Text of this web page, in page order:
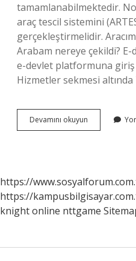
tamamlanabilmektedir.
araç tescil sistemini
gerçekleştirmelidir.
Arabam nereye çekildi?
e-devlet platformuna
Hizmetler sekmesi
Devamını okuyun
Olan
https://
https://
knight online nttgame